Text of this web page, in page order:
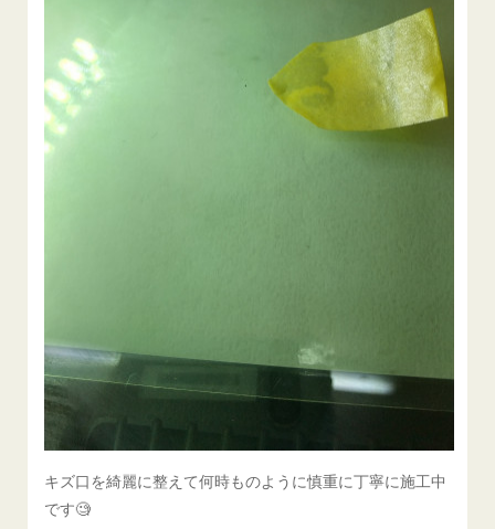
キズ口を綺麗に整えて何時ものように慎重に丁寧に施工中
です🧐